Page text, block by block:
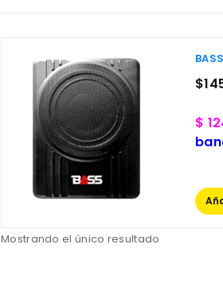
$
$
Mostrando el único resultado